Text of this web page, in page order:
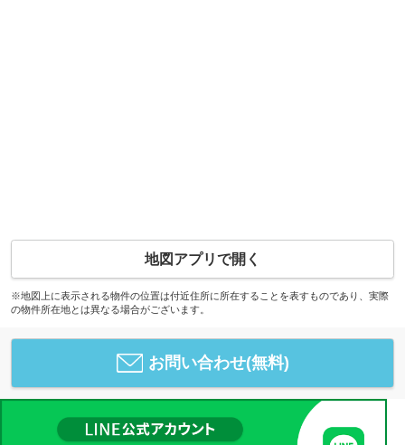
地図アプリで開く
※地図上に表示される物件の位置は付近住所に所在することを表すものであり、実際
の物件所在地とは異なる場合がございます。
お問い合わせ(無料)